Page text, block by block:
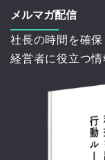
メルマガ配信
社長の時間を確
経営者に役立つ